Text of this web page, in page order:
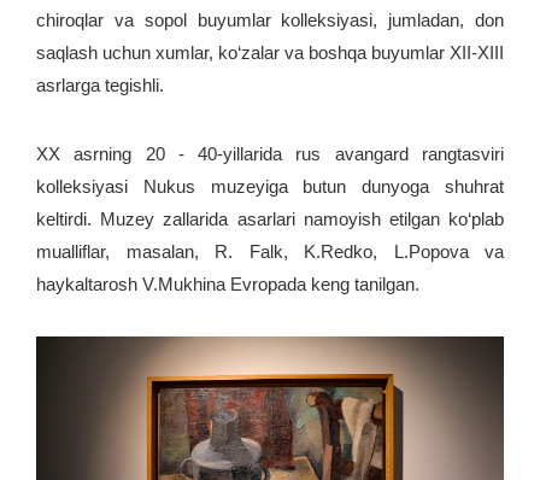
chiroqlar va sopol buyumlar kolleksiyasi, jumladan, don
saqlash uchun xumlar, ko‘zalar va boshqa buyumlar XII-XIII
asrlarga tegishli.
XX asrning 20 - 40-yillarida rus avangard rangtasviri
kolleksiyasi Nukus muzeyiga butun dunyoga shuhrat
keltirdi. Muzey zallarida asarlari namoyish etilgan ko‘plab
mualliflar, masalan, R. Falk, K.Redko, L.Popova va
haykaltarosh V.Mukhina Evropada keng tanilgan.